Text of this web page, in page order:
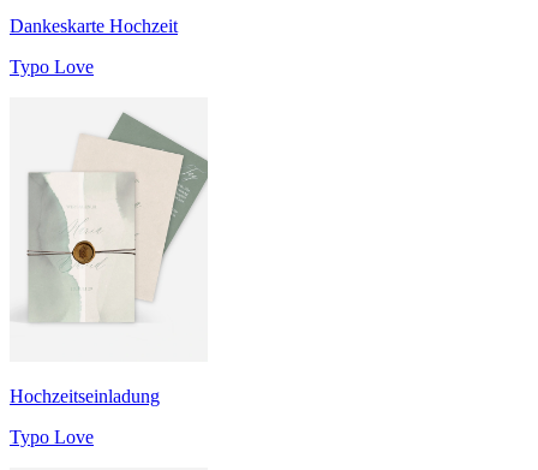
Dankeskarte Hochzeit
Typo Love
Hochzeitseinladung
Typo Love